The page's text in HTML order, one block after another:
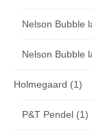
Nelson Bubble
Nelson Bubble
Holmegaard (1)
P&T Pendel (1)